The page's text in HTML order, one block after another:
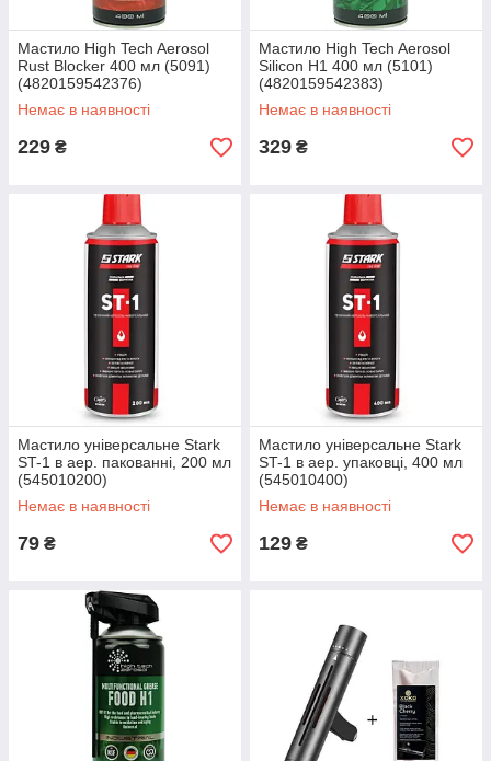
Мастило High Tech Aerosol
Rust Blocker 400 мл (5091)
(4820159542376)
Немає в наявності
229 ₴
Мастило High Tech Aerosol
Silicon H1 400 мл (5101)
(4820159542383)
Немає в наявності
329 ₴
Мастило універсальне Stark
ST-1 в аер. пакованні, 200 мл
(545010200)
Немає в наявності
79 ₴
Мастило універсальне Stark
ST-1 в аер. упаковці, 400 мл
(545010400)
Немає в наявності
129 ₴